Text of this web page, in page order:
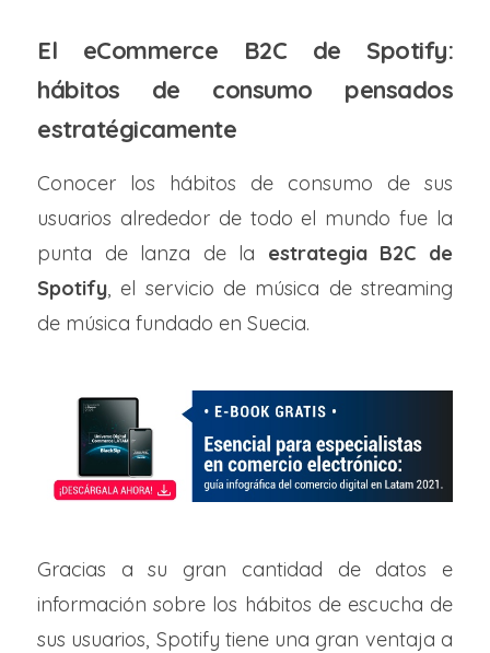
El eCommerce B2C de Spotify:
hábitos de consumo pensados
estratégicamente
Conocer los hábitos de consumo de sus
usuarios alrededor de todo el mundo fue la
punta de lanza de la estrategia B2C de
Spotify, el servicio de música de streaming
de música fundado en Suecia.
Gracias a su gran cantidad de datos e
información sobre los hábitos de escucha de
sus usuarios, Spotify tiene una gran ventaja a